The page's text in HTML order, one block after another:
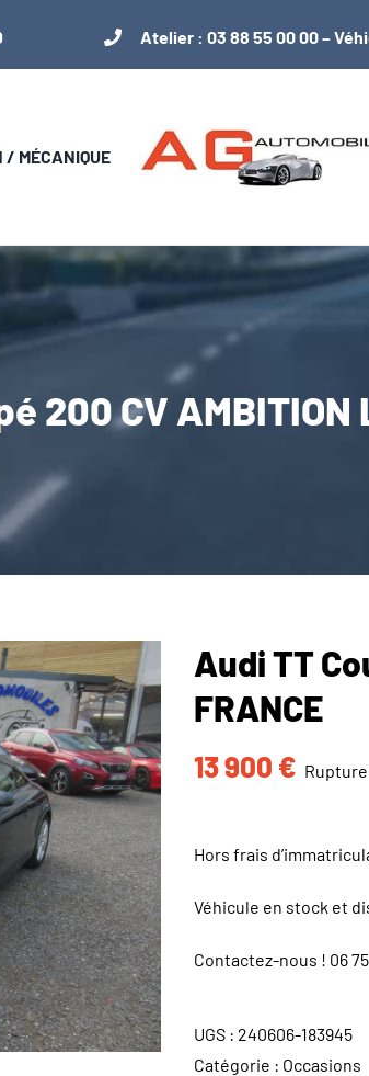
Atelier : 03 88 55 00 00–
/ MÉCANIQUE
200 CV AMBITION
Audi TT
FRANCE
13 900 €
Hors frais
Véhicule en stock et
Contactez-nous ! 06
UGS : 240606-183945
Catégorie : Occasions